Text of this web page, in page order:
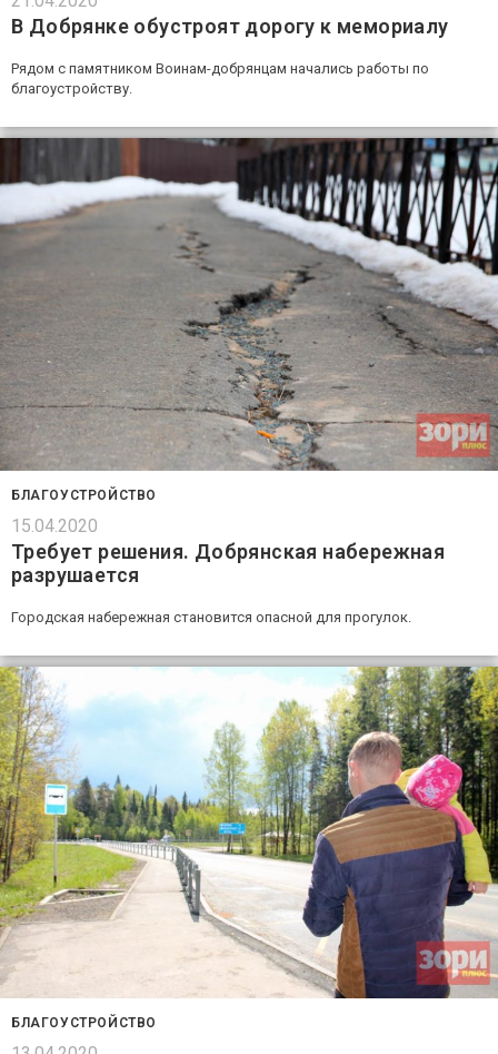
В Добрянке обустроят дорогу к мемориалу
Рядом с памятником Воинам-добрянцам начались работы по
благоустройству.
БЛАГОУСТРОЙСТВО
15.04.2020
Требует решения. Добрянская набережная
разрушается
Городская набережная становится опасной для прогулок.
БЛАГОУСТРОЙСТВО